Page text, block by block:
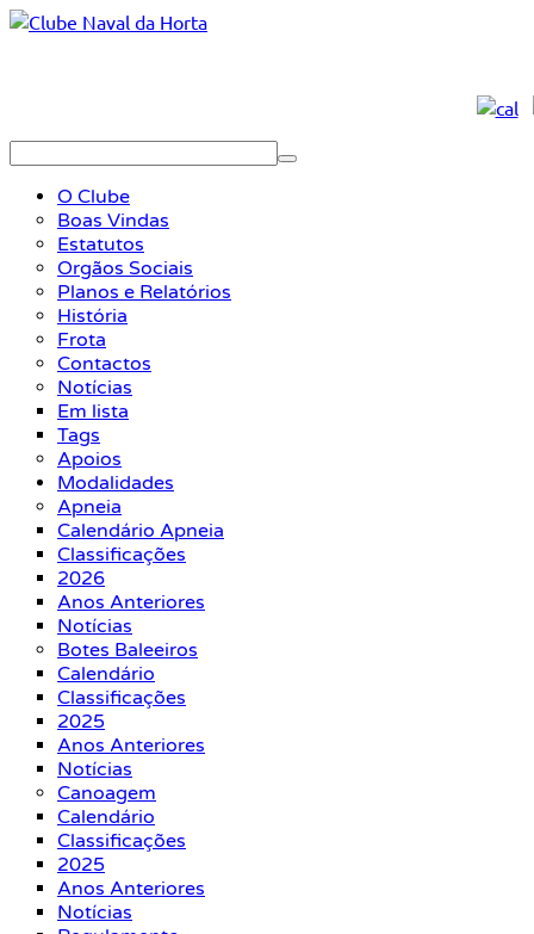
O Clube
Boas Vindas
Estatutos
Orgãos Sociais
Planos e Relatórios
História
Frota
Contactos
Notícias
Em lista
Tags
Apoios
Modalidades
Apneia
Calendário Apneia
Classificações
2026
Anos Anteriores
Notícias
Botes Baleeiros
Calendário
Classificações
2025
Anos Anteriores
Notícias
Canoagem
Calendário
Classificações
2025
Anos Anteriores
Notícias